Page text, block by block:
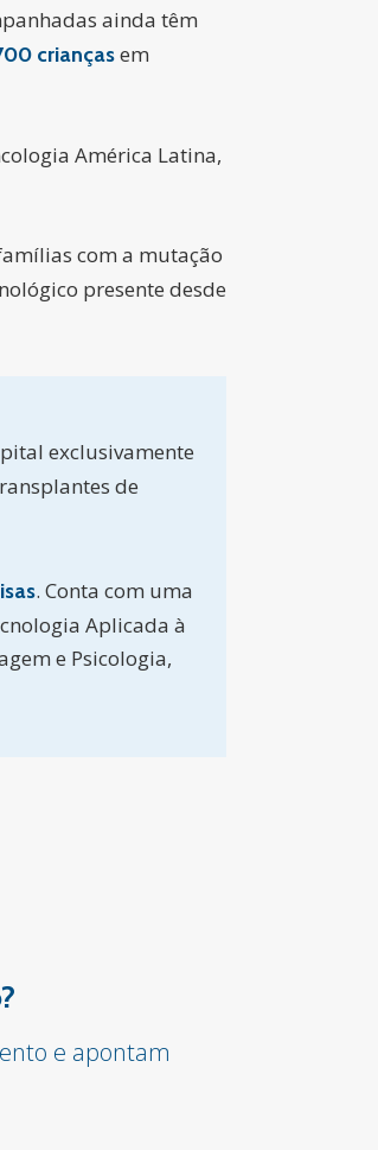
ainda têm
criançasem
América Latina,
com a mutação
presente desde
exclusivamente
de
. Conta com uma
Aplicada à
e Psicologia,
e apontam